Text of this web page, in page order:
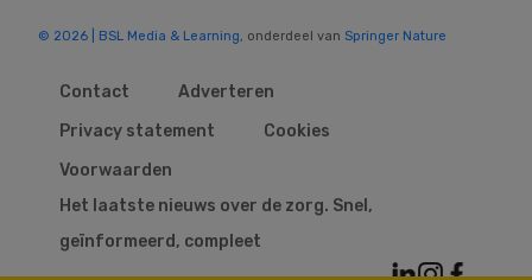
© 2026 | BSL Media & Learning , onderdeel van Springer Nature
Contact
Adverteren
Privacy statement
Cookies
Voorwaarden
Het laatste nieuws over de zorg. Snel,
geïnformeerd, compleet